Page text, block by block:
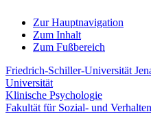
Zur Hauptnavigation
Zum Inhalt
Zum Fußbereich
Friedrich-Schiller-Universität
Universität
Klinische Psychologie
Fakultät für Sozial- und